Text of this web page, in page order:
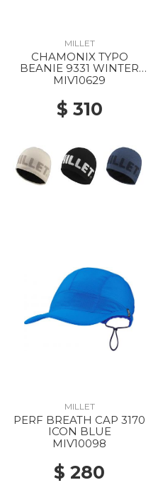
MILLET
CHAMONIX TYPO
BEANIE 9331 WINTER
HAZE
MIV10629
$ 310
MILLET
PERF BREATH CAP 3170
ICON BLUE
MIV10098
$ 280